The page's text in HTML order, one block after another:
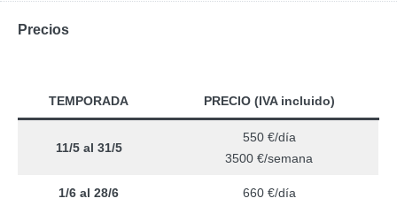
Precios
TEMPORADA PRECIO (IVA incluido)
11/5 al 31/5
550 €/día
3500 €/semana
1/6 al 28/6
660 €/día